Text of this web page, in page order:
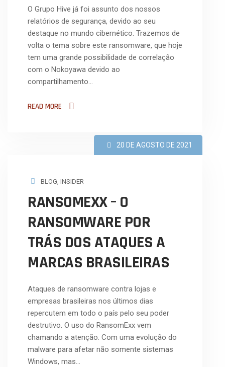
O Grupo Hive já foi assunto dos nossos
relatórios de segurança, devido ao seu
destaque no mundo cibernético. Trazemos de
volta o tema sobre este ransomware, que hoje
tem uma grande possibilidade de correlação
com o Nokoyawa devido ao
compartilhamento…
READ MORE
20 DE AGOSTO DE 2021
BLOG, INSIDER
RANSOMEXX – O
RANSOMWARE POR
TRÁS DOS ATAQUES A
MARCAS BRASILEIRAS
Ataques de ransomware contra lojas e
empresas brasileiras nos últimos dias
repercutem em todo o país pelo seu poder
destrutivo. O uso do RansomExx vem
chamando a atenção. Com uma evolução do
malware para afetar não somente sistemas
Windows, mas…